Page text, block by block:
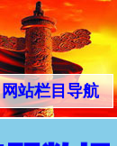
网站栏目导航